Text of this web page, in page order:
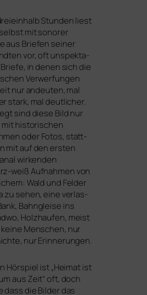
Stunden liest
mit sono­rer
aus Briefen sei­ner
vor, oft unspek­ta­
in denen sich die
Verwerfungen
nur andeu­ten, mal
stark, mal deut­li­cher.
sind die­se Bild nur
his­to­ri­schen
oder Fotos, statt­
mit auf den ers­ten
wir­ken­den
weiß Aufnahmen von
Wald und Felder
zu sehen, eine ver­las­
Bahngleise ins
Holzhaufen, meist
Menschen, nur
nur Erinnerungen.
Hörspiel ist „Heimat ist
aus Zeit“ oft, doch
dass die Bilder das